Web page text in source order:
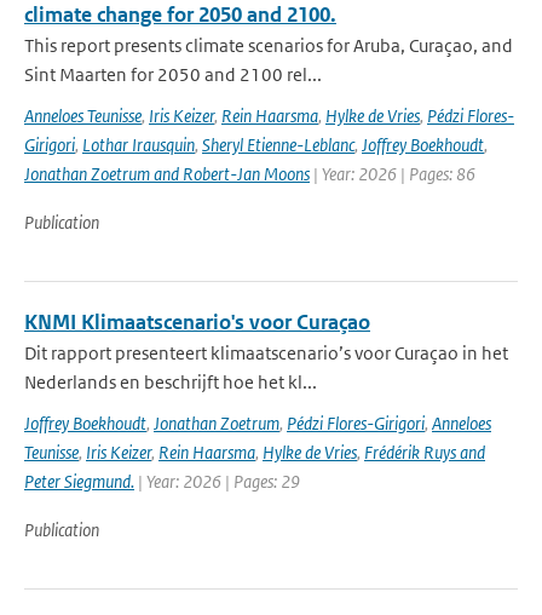
climate change for 2050 and 2100.
This report presents climate scenarios for Aruba, Curaçao, and
Sint Maarten for 2050 and 2100 rel...
Anneloes Teunisse, Iris Keizer, Rein Haarsma, Hylke de Vries, Pédzi Flores-
Girigori, Lothar Irausquin, Sheryl Etienne-Leblanc, Joffrey Boekhoudt,
Jonathan Zoetrum and Robert-Jan Moons | Year: 2026 | Pages: 86
Publication
KNMI Klimaatscenario's voor Curaçao
Dit rapport presenteert klimaatscenario’s voor Curaçao in het
Nederlands en beschrijft hoe het kl...
Joffrey Boekhoudt, Jonathan Zoetrum, Pédzi Flores-Girigori, Anneloes
Teunisse, Iris Keizer, Rein Haarsma, Hylke de Vries, Frédérik Ruys and
Peter Siegmund. | Year: 2026 | Pages: 29
Publication